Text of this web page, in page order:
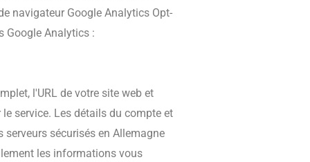
navigateur Google Analytics Opt-
Google Analytics :
l'URL de votre site web et
service. Les détails du compte et
sécurisés en Allemagne
les informations vous